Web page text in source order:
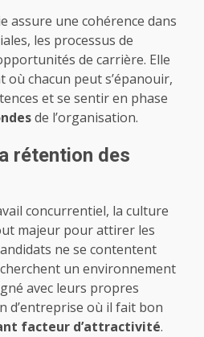
assure une cohérence dans
les processus de
de carrière. Elle
chacun peut s’épanouir,
et se sentir en phase
de l’organisation.
rétention des
concurrentiel, la culture
majeur pour attirer les
ne se contentent
un environnement
avec leurs propres
d’entreprise où il fait bon
facteur d’attractivité.